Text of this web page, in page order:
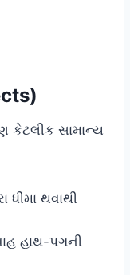
કેટલીક સામાન્ય
ધીમા થવાથી
હાથ-પગની